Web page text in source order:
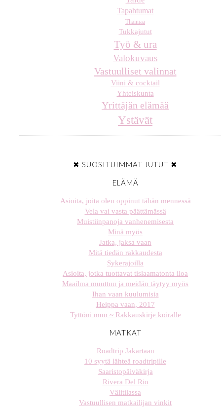
Tapahtumat
Thaimaa
Tukkajutut
Työ & ura
Valokuvaus
Vastuulliset valinnat
Viini & cocktail
Yhteiskunta
Yrittäjän elämää
Ystävät
✖ SUOSITUIMMAT JUTUT ✖
ELÄMÄ
Asioita, joita olen oppinut tähän mennessä
Vela vai vasta päättämässä
Muistiinpanoja vanhenemisesta
Minä myös
Jatka, jaksa vaan
Mitä tiedän rakkaudesta
Sykerajoilla
Asioita, jotka tuottavat tislaamatonta iloa
Maailma muuttuu ja meidän täytyy myös
Ihan vaan kuulumisia
Heippa vaan, 2017
Tyttöni mun ~ Rakkauskirje koiralle
MATKAT
Roadtrip Jakartaan
10 syytä lähteä roadtripille
Saaristopäiväkirja
Rivera Del Rio
Välitilassa
Vastuullisen matkailijan vinkit